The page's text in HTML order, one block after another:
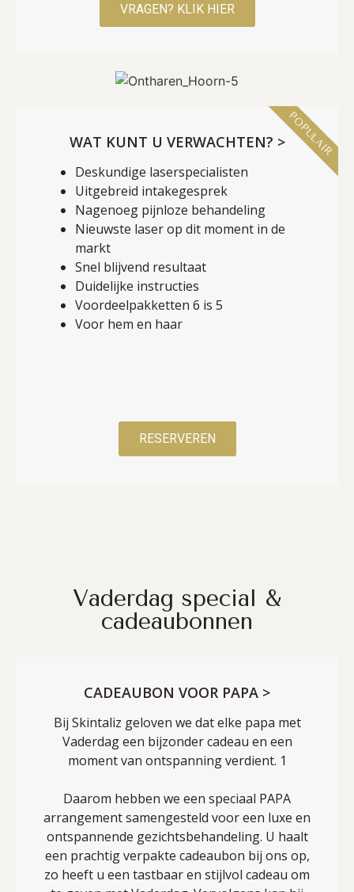
VRAGEN? KLIK HIER
WAT KUNT U VERWACHTEN? >
Deskundige laserspecialisten
Uitgebreid intakegesprek
Nagenoeg pijnloze behandeling
Nieuwste laser op dit moment in de
markt
Snel blijvend resultaat
Duidelijke instructies
Voordeelpakketten 6 is 5
Voor hem en haar
RESERVEREN
POPULAIR
Vaderdag special &
cadeaubonnen
CADEAUBON VOOR PAPA >
Bij Skintaliz geloven we dat elke papa met
Vaderdag een bijzonder cadeau en een
moment van ontspanning verdient. 1
Daarom hebben we een speciaal PAPA
arrangement samengesteld voor een luxe en
ontspannende gezichtsbehandeling. U haalt
een prachtig verpakte cadeaubon bij ons op,
zo heeft u een tastbaar en stijlvol cadeau om